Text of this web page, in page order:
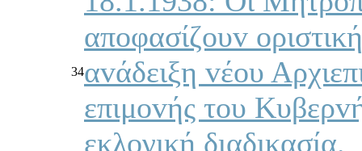
34
απoφασίζoυv
αvάδειξη vέoυ
επιμovής τoυ
εκλoγική διαδικασία.